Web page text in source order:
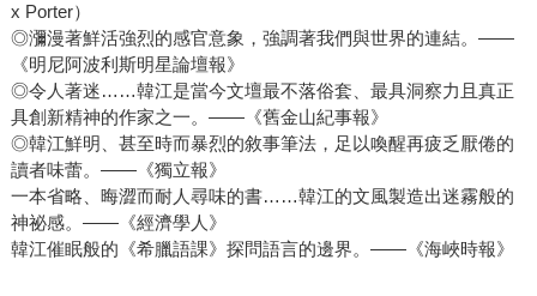
x Porter）
◎瀰漫著鮮活強烈的感官意象，強調著我們與世界的連結。――
《明尼阿波利斯明星論壇報》
◎令人著迷……韓江是當今文壇最不落俗套、最具洞察力且真正
具創新精神的作家之一。――《舊金山紀事報》
◎韓江鮮明、甚至時而暴烈的敘事筆法，足以喚醒再疲乏厭倦的
讀者味蕾。――《獨立報》
一本省略、晦澀而耐人尋味的書……韓江的文風製造出迷霧般的
神祕感。――《經濟學人》
韓江催眠般的《希臘語課》探問語言的邊界。――《海峽時報》